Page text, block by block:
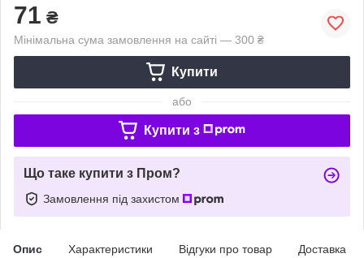
71 ₴
Мінімальна сума замовлення на сайті — 300 ₴
Купити
або
Купити з
Що таке купити з Пром?
Замовлення під захистом
Опис Характеристики Відгуки про товар Доставка